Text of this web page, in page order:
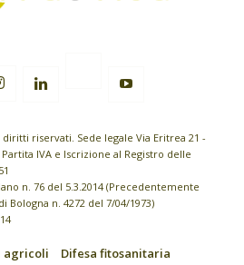
riservati. Sede legale Via Eritrea 21 -
IVA e Iscrizione al Registro delle
n. 76 del 5.3.2014 (Precedentemente
n. 4272 del 7/04/1973)
agricoli
Difesa fitosanitaria